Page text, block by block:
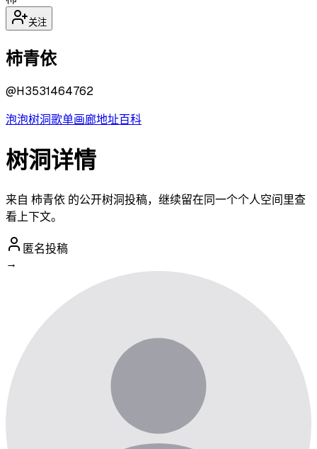
关注
柿青依
@H3531464762
泡泡树洞歌单画廊地址百科
树洞详情
来自 柿青依 的公开树洞投稿，继续留在同一个个人空间里查
看上下文。
匿名投稿
→